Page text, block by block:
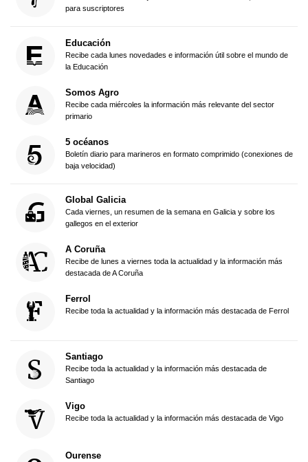
para suscriptores
Educación
Recibe cada lunes novedades e información útil sobre el mundo de
la Educación
Somos Agro
Recibe cada miércoles la información más relevante del sector
primario
5 océanos
Boletín diario para marineros en formato comprimido (conexiones de
baja velocidad)
Global Galicia
Cada viernes, un resumen de la semana en Galicia y sobre los
gallegos en el exterior
A Coruña
Recibe de lunes a viernes toda la actualidad y la información más
destacada de A Coruña
Ferrol
Recibe toda la actualidad y la información más destacada de Ferrol
Santiago
Recibe toda la actualidad y la información más destacada de
Santiago
Vigo
Recibe toda la actualidad y la información más destacada de Vigo
Ourense